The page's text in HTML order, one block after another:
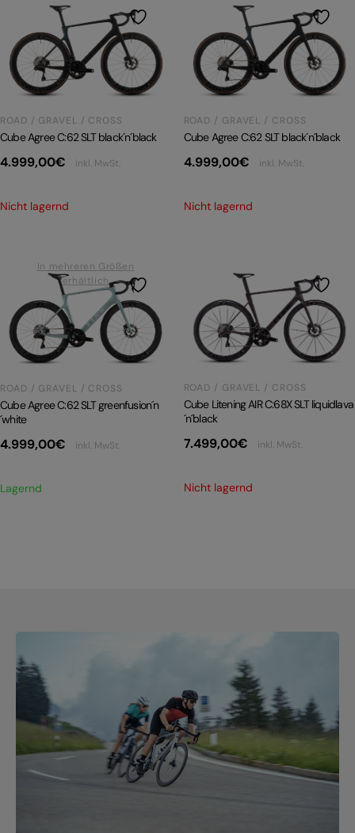
Alle entdecken
E-BIKE TOUR
PRODUKTRÜCKRUFE
ROAD / GRAVEL / CROSS
Cube Agree C:62 SLT black´n´black
4.999,00€ inkl. MwSt.
Nicht lagernd
ROAD / GRAVEL / CROSS
Cube Agree C:62 SLT black´n´black
4.999,00€ inkl. MwSt.
Nicht lagernd
In mehreren Größen
erhältlich
ROAD / GRAVEL / CROSS
Cube Agree C:62 SLT greenfusion´n
´white
4.999,00€ inkl. MwSt.
Lagernd
ROAD / GRAVEL / CROSS
Cube Litening AIR C:68X SLT liquidlava
´n´black
7.499,00€ inkl. MwSt.
Nicht lagernd